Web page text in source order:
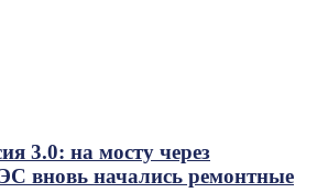
3.0: на мосту через
вновь начались ремонтные